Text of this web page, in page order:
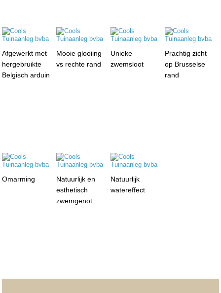
Afgewerkt met
hergebruikte
Belgisch arduin
Mooie glooiing
vs rechte rand
Unieke
zwemsloot
Prachtig zicht
op Brusselse
rand
Omarming
Natuurlijk en
esthetisch
zwemgenot
Natuurlijk
watereffect